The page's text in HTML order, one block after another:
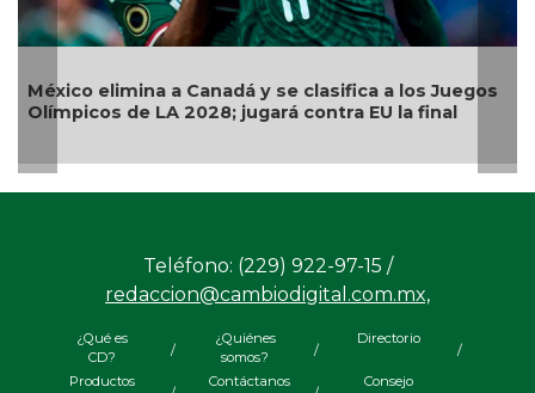
Llama Gobierno Municipal a la sana convivencia:
continuarán operativos “Cero Alcohol” en vía
pública
Teléfono: (229) 922-97-15 /
redaccion@cambiodigital.com.mx,
¿Qué es
CD?
/
¿Quiénes
somos?
/
Directorio
/
Productos
Contáctanos
Consejo